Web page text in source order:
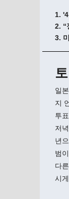
1.
2. “
3.
일
지
투
저
년
범
다
시